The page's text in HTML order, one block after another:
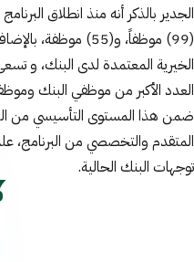
الخيرية المعتمدة لدى البنك، و
العدد الأكبر من موظفي البنك
ضمن هذا المستوى التأسيسي من
المتقدم والتخصصي من البرنامج،
توجهات البنك الحالية.